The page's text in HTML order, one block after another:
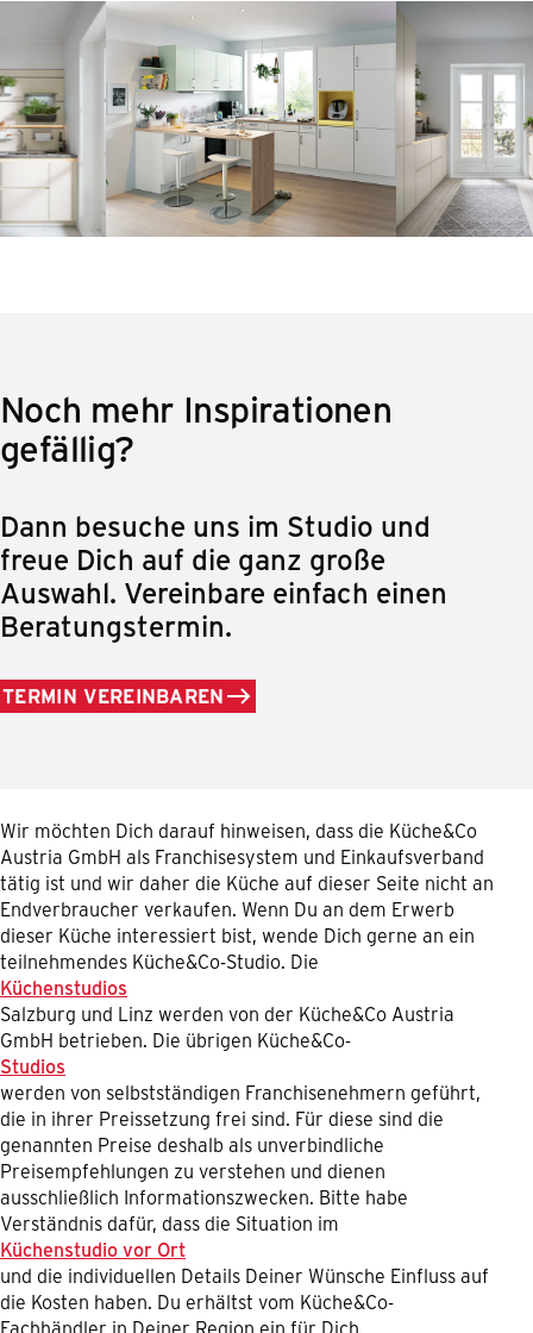
Noch mehr Inspirationen
gefällig?
Dann besuche uns im Studio und
freue Dich auf die ganz große
Auswahl. Vereinbare einfach einen
Beratungstermin.
TERMIN VEREINBAREN
Wir möchten Dich darauf hinweisen, dass die Küche&Co
Austria GmbH als Franchisesystem und Einkaufsverband
tätig ist und wir daher die Küche auf dieser Seite nicht an
Endverbraucher verkaufen. Wenn Du an dem Erwerb
dieser Küche interessiert bist, wende Dich gerne an ein
teilnehmendes Küche&Co-Studio. Die
Küchenstudios
Salzburg und Linz werden von der Küche&Co Austria
GmbH betrieben. Die übrigen Küche&Co-
Studios
werden von selbstständigen Franchisenehmern geführt,
die in ihrer Preissetzung frei sind. Für diese sind die
genannten Preise deshalb als unverbindliche
Preisempfehlungen zu verstehen und dienen
ausschließlich Informationszwecken. Bitte habe
Verständnis dafür, dass die Situation im
Küchenstudio vor Ort
und die individuellen Details Deiner Wünsche Einfluss auf
die Kosten haben. Du erhältst vom Küche&Co-